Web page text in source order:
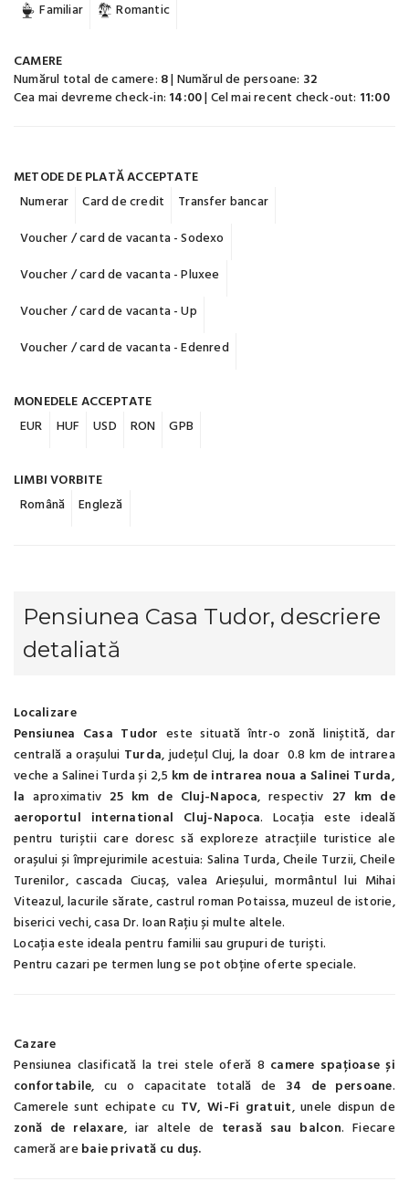
Familiar Romantic
CAMERE
Numărul total de camere: 8| Numărul de persoane: 32
Cea mai devreme check-in: 14:00| Cel mai recent check-out: 11:00
METODE DE PLATĂ ACCEPTATE
Numerar
Card de credit
Transfer bancar
Voucher / card de vacanta - Sodexo
Voucher / card de vacanta - Pluxee
Voucher / card de vacanta - Up
Voucher / card de vacanta - Edenred
MONEDELE ACCEPTATE
EUR
HUF USD RON GPB
LIMBI VORBITE
Română
Engleză
Pensiunea Casa Tudor, descriere
detaliată
Localizare
Pensiunea Casa Tudor este situată într-o zonă liniștită, dar
centrală a orașului Turda, județul Cluj, la doar 0.8 km de intrarea
veche a Salinei Turda și 2,5 km de intrarea noua a Salinei Turda,
la aproximativ 25 km de Cluj-Napoca, respectiv 27 km de
aeroportul international Cluj-Napoca. Locația este ideală
pentru turiștii care doresc să exploreze atracțiile turistice ale
orașului și împrejurimile acestuia: Salina Turda, Cheile Turzii, Cheile
Turenilor, cascada Ciucaș, valea Arieșului, mormântul lui Mihai
Viteazul, lacurile sărate, castrul roman Potaissa, muzeul de istorie,
biserici vechi, casa Dr. Ioan Rațiu și multe altele.
Locația este ideala pentru familii sau grupuri de turiști.
Pentru cazari pe termen lung se pot obține oferte speciale.
Cazare
Pensiunea clasificată la trei stele oferă 8 camere spațioase și
confortabile, cu o capacitate totală de 34 de persoane.
Camerele sunt echipate cu TV, Wi-Fi gratuit, unele dispun de
zonă de relaxare, iar altele de terasă sau balcon. Fiecare
cameră are baie privată cu duș.